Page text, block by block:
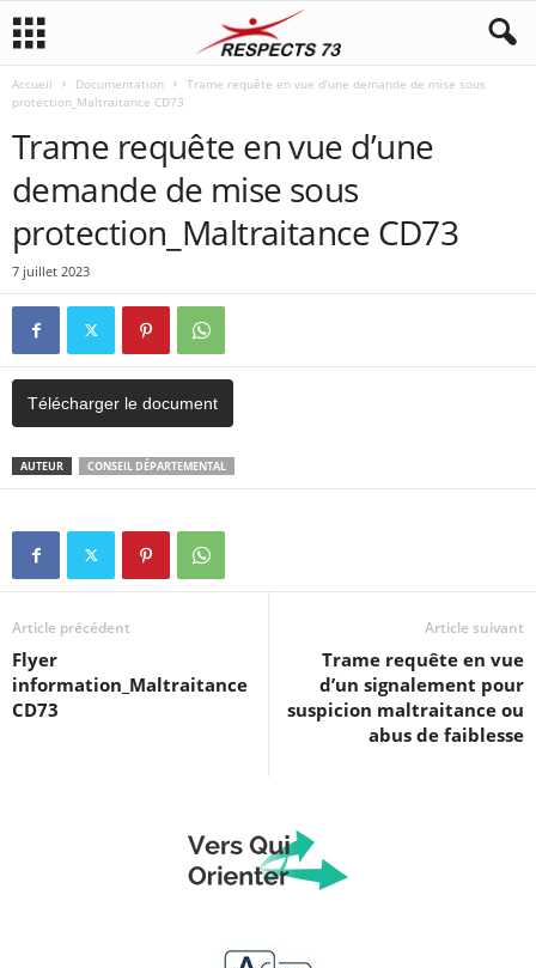
Accueil Documentation
Trame requête en vue d’une demande de mise sous
protection_Maltraitance CD73
Trame requête en vue d’une
demande de mise sous
protection_Maltraitance CD73
7 juillet 2023
Télécharger le document
AUTEUR CONSEIL DÉPARTEMENTAL
Article précédent
Flyer
information_Maltraitance
CD73
Article suivant
Trame requête en vue
d’un signalement pour
suspicion maltraitance ou
abus de faiblesse